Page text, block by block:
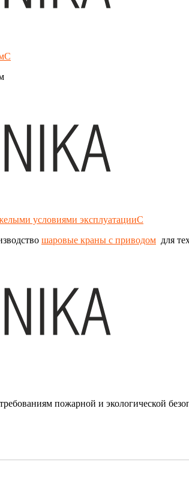
условиями эксплуатацииС
шаровые краны с приводом для
пожарной и экологической